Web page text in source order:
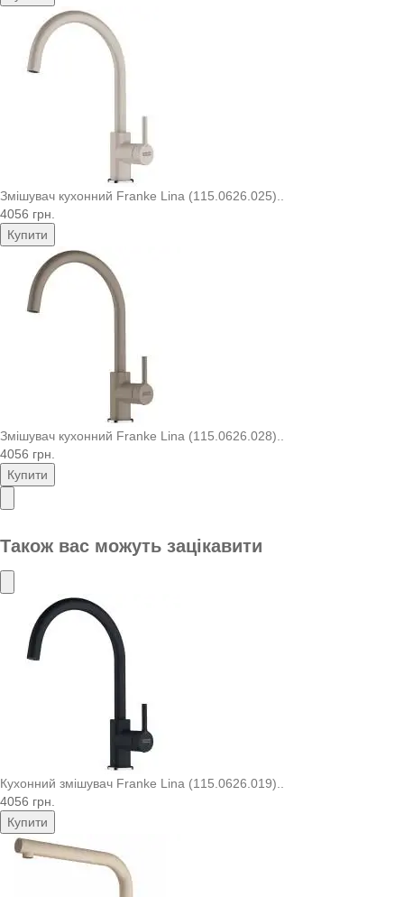
Змішувач кухонний Franke Lina (115.0626.025)..
4056 грн.
Купити
Змішувач кухонний Franke Lina (115.0626.028)..
4056 грн.
Купити
Також вас можуть зацікавити
Кухонний змішувач Franke Lina (115.0626.019)..
4056 грн.
Купити